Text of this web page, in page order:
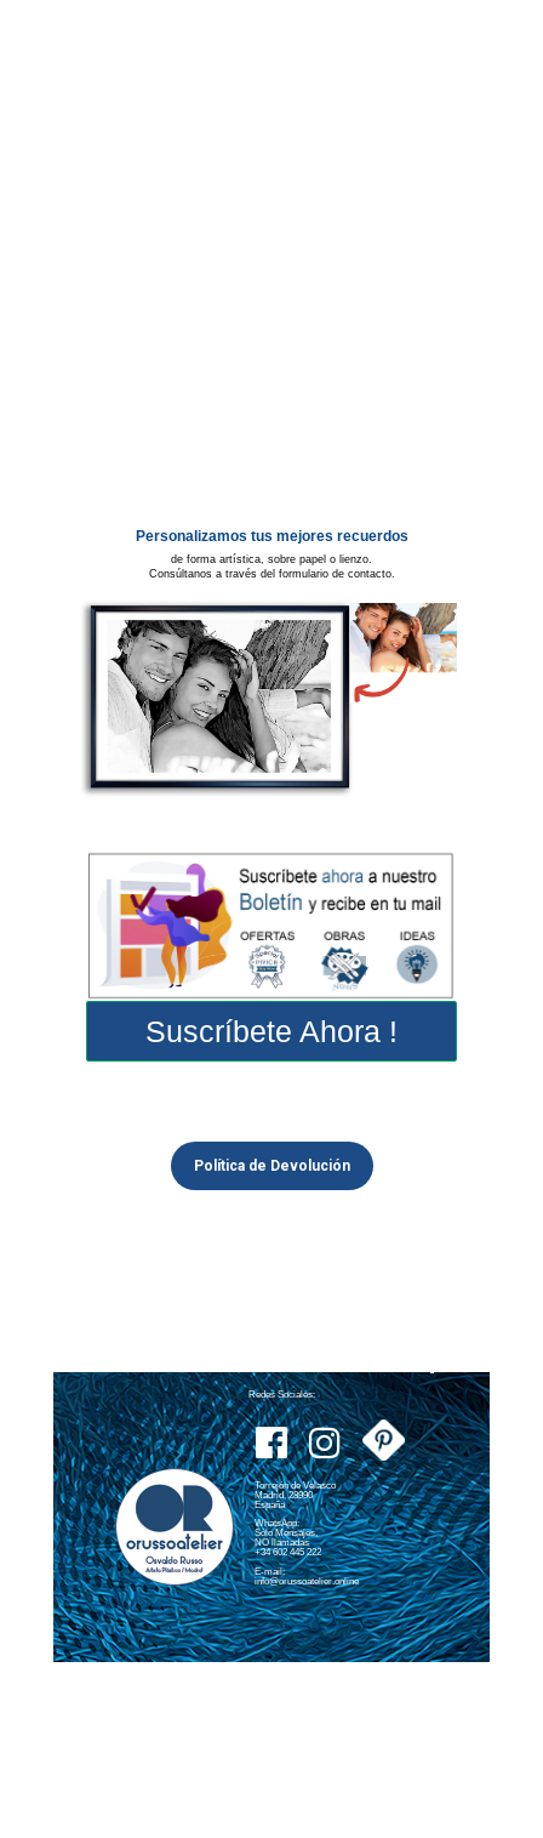
Política de Devolución
Suscríbete Ahora !
Personalizamos tus mejores recuerdos
de forma artística, sobre papel o lienzo.
Consúltanos a través del formulario de contacto.
Redes Sociales:
Torrejón de Velasco
Madrid, 28990
España
WhatsApp:
Sólo Mensajes,
NO llamadas
+34 602 445 222
E-mail:
info@orussoatelier.online